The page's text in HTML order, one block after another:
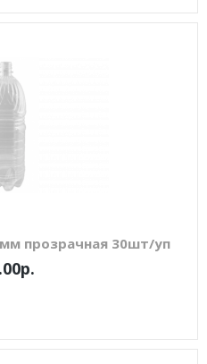
прозрачная 30шт/уп